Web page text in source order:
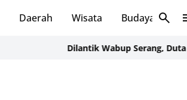
Daerah Wisata Budaya
Dilantik Wabup Serang, Duta